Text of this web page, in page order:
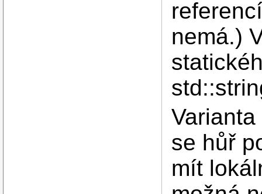
nemá.)
se hůř
mít